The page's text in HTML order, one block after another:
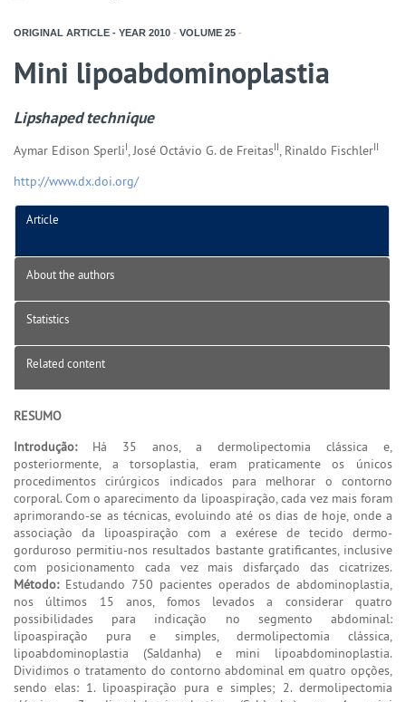
ORIGINAL ARTICLE - YEAR 2010 - VOLUME 25 -
Mini lipoabdominoplastia
Lipshaped technique
Aymar Edison SperliI, José Octávio G. de FreitasII, Rinaldo FischlerII
http://www.dx.doi.org/
Article
About the authors
Statistics
Related content
RESUMO
Introdução:Há 35 anos, a dermolipectomia clássica e,
posteriormente, a torsoplastia, eram praticamente os únicos
procedimentos cirúrgicos indicados para melhorar o contorno
corporal. Com o aparecimento da lipoaspiração, cada vez mais foram
aprimorando-se as técnicas, evoluindo até os dias de hoje, onde a
associação da lipoaspiração com a exérese de tecido dermo-
gorduroso permitiu-nos resultados bastante gratificantes, inclusive
com posicionamento cada vez mais disfarçado das cicatrizes.
Método:Estudando 750 pacientes operados de abdominoplastia,
nos últimos 15 anos, fomos levados a considerar quatro
possibilidades para indicação no segmento abdominal:
lipoaspiração pura e simples, dermolipectomia clássica,
lipoabdominoplastia (Saldanha) e mini lipoabdominoplastia.
Dividimos o tratamento do contorno abdominal em quatro opções,
sendo elas: 1. lipoaspiração pura e simples; 2. dermolipectomia